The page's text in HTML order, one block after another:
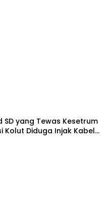
SD yang Tewas Kesetrum
Kolut Diduga Injak Kabel